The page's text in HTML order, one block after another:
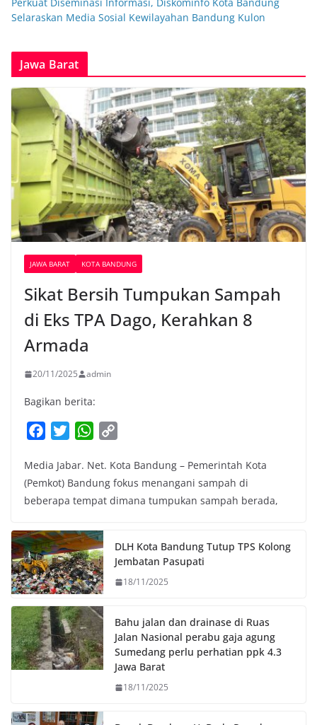
Selaraskan Media Sosial Kewilayahan Bandung Kulon
Jawa Barat
JAWA BARAT KOTA BANDUNG
Sikat Bersih Tumpukan Sampah
di Eks TPA Dago, Kerahkan 8
Armada
20/11/2025 admin
Bagikan berita:
c
e
b
o
k
i
t
t
r
W
a
t
s
p
p
p
y
L
n
k
Media Jabar. Net. Kota Bandung – Pemerintah Kota
(Pemkot) Bandung fokus menangani sampah di
beberapa tempat dimana tumpukan sampah berada,
DLH Kota Bandung Tutup TPS Kolong
Jembatan Pasupati
18/11/2025
Bahu jalan dan drainase di Ruas
Jalan Nasional perabu gaja agung
Sumedang perlu perhatian ppk 4.3
Jawa Barat
18/11/2025